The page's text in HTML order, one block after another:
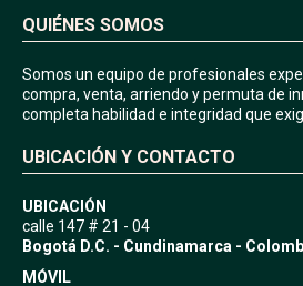
QUIÉNES SOMOS
Somos un equipo de profesionales
compra, venta, arriendo y permuta de
completa habilidad e integridad que
UBICACIÓN Y CONTACTO
UBICACIÓN
calle 147 # 21 - 04
Bogotá D.C. - Cundinamarca -
MÓVIL